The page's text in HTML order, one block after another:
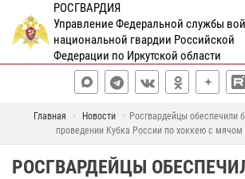
РОСГВАРДИЯ
Управление Федеральной службы
национальной гвардии Российской
Федерации по Иркутской области
Главная Новости
Росгвардейцы обеспечили
проведении Кубка России по хоккею с мячом
РОСГВАРДЕЙЦЫ